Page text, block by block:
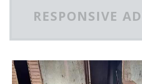
RESPONSIVE